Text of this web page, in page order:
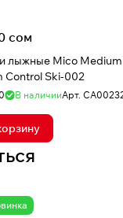
сом
лыжные Mico
Control Ski-002
В наличииАрт.
сом